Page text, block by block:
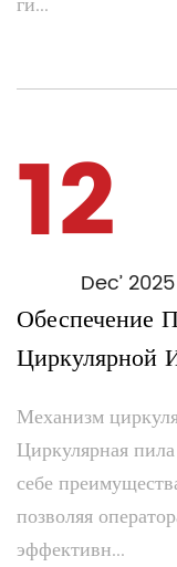
12Dec’ 2025
Обеспечение
Циркулярной
Механизм
Циркулярная
себе
позволяя
эффективн...